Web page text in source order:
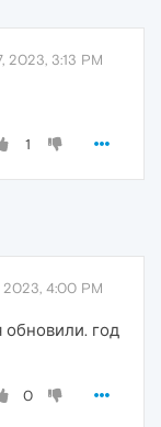
2023, 3:13 PM
1
2023, 4:00 PM
обновили. год
0